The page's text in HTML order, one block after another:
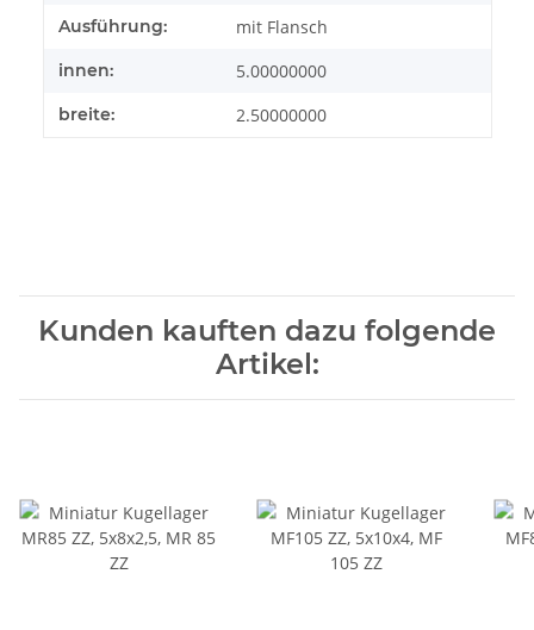
Ausführung: mit Flansch
innen: 5.00000000
breite: 2.50000000
Kunden kauften dazu folgende
Artikel: